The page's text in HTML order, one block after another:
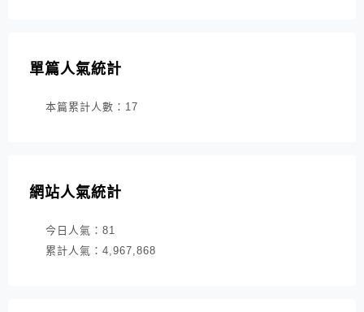
單篇人氣統計
本篇累計人數： 17
網站人氣統計
今日人氣： 81
累計人氣： 4,967,868